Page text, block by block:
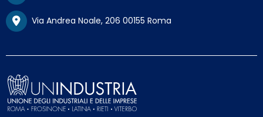
Via Andrea Noale, 206 00155 Roma